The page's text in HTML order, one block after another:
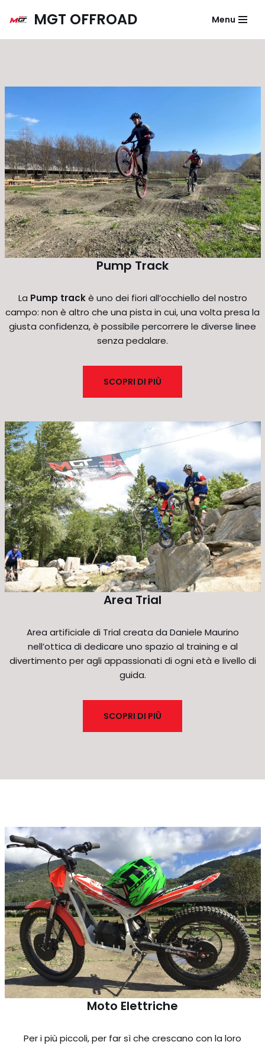
MGT OFFROAD Menu
Pump Track
La Pump trackè uno dei fiori all’occhiello del nostro
campo: non è altro che una pista in cui, una volta presa la
giusta confidenza, è possibile percorrere le diverse linee
senza pedalare.
SCOPRI DI PIÙ
Area Trial
Area artificiale di Trial creata da Daniele Maurino
nell’ottica di dedicare uno spazio al training e al
divertimento per agli appassionati di ogni età e livello di
guida.
SCOPRI DI PIÙ
Moto Elettriche
Per i più piccoli, per far sì che crescano con la loro